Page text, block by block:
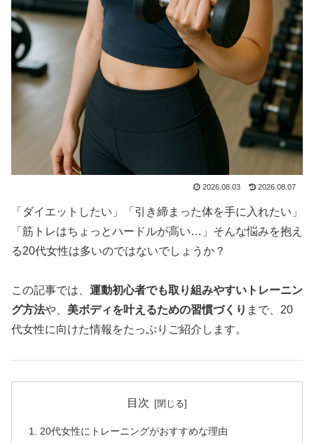
2026.08.03 2026.08.07
「ダイエットしたい」「引き締まった体を手に入れたい」
「筋トレはちょっとハードルが高い…」そんな悩みを抱え
る20代女性は多いのではないでしょうか？
この記事では、 運動初心者でも取り組みやすいトレーニン
グ方法や、 美ボディを叶えるための習慣づくり まで、20
代女性に向けた情報をたっぷりご紹介します。
目次
20代女性にトレーニングがおすすめな理由